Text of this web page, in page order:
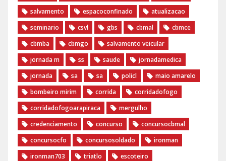
salvamento
espacoconfinado
atualizacao
seminario
csvl gbs cbmal
cbmce
cbmba
cbmgo
salvamento veicular
jornada m
ss saude
jornadamedica
jornada
sa sa policl
maio amarelo
bombeiro mirim
corrida
corridadofogo
corridadofogoarapiraca
mergulho
credenciamento
concurso
concursocbmal
concursocfo
concursosoldado
ironman
ironman703
triatlo
escoteiro